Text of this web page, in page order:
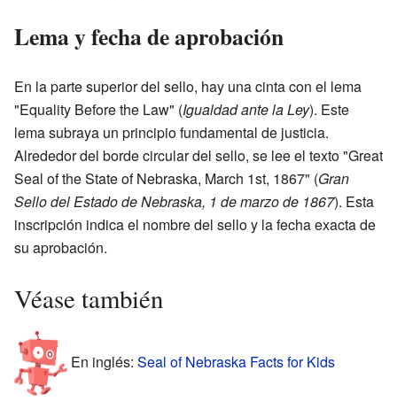
Lema y fecha de aprobación
En la parte superior del sello, hay una cinta con el lema
"Equality Before the Law" (Igualdad ante la Ley). Este
lema subraya un principio fundamental de justicia.
Alrededor del borde circular del sello, se lee el texto "Great
Seal of the State of Nebraska, March 1st, 1867" (Gran
Sello del Estado de Nebraska, 1 de marzo de 1867). Esta
inscripción indica el nombre del sello y la fecha exacta de
su aprobación.
Véase también
En inglés: Seal of Nebraska Facts for Kids